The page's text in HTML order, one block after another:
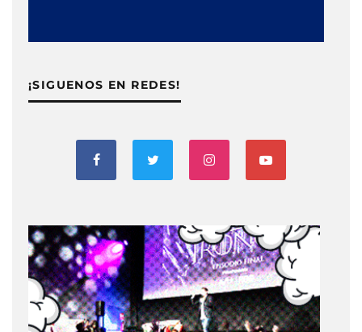
¡SIGUENOS EN REDES!